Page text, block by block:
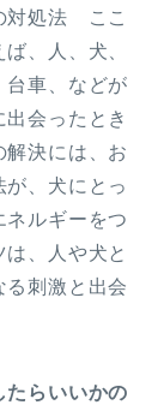
対処法 ここ
、人、犬、
台車、などが
会ったとき
解決には、お
、犬にとっ
ネルギーをつ
、人や犬と
る刺激と出会
たらいいかの